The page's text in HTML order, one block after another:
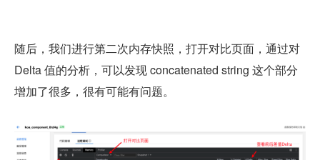
随后，我们进行第二次内存快照，打开对比页面，通过对
Delta 值的分析，可以发现 concatenated string 这个部分
增加了很多，很有可能有问题。